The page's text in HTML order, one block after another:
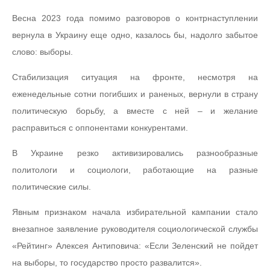
Весна 2023 года помимо разговоров о контрнаступлении
вернула в Украину еще одно, казалось бы, надолго забытое
слово: выборы.
Стабилизация ситуация на фронте, несмотря на
еженедельные сотни погибших и раненых, вернули в страну
политическую борьбу, а вместе с ней – и желание
расправиться с оппонентами конкурентами.
В Украине резко активизировались разнообразные
политологи и социологи, работающие на разные
политические силы.
Явным признаком начала избирательной кампании стало
внезапное заявление руководителя социологической службы
«Рейтинг» Алексея Антиповича: «Если Зеленский не пойдет
на выборы, то государство просто развалится».